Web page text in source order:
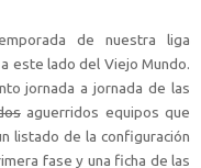
de nuestra liga
este lado del Viejo Mundo.
jornada a jornada de las
aguerridos equipos que
listado de la configuración
fase y una ficha de las